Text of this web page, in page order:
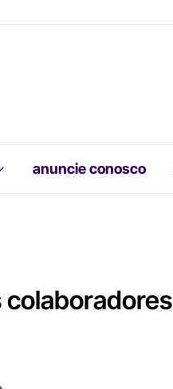
anuncie conosco